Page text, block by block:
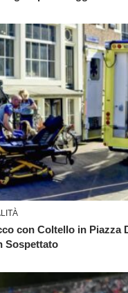
con Coltello in Piazza
Sospettato